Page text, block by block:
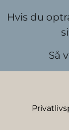
Hvis du
Så